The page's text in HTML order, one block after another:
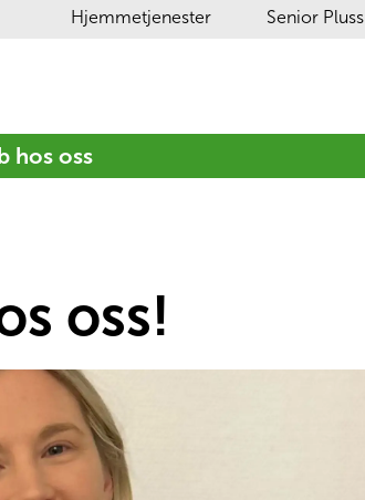
Hjemmetjenester Senior Pluss
hos oss
oss!